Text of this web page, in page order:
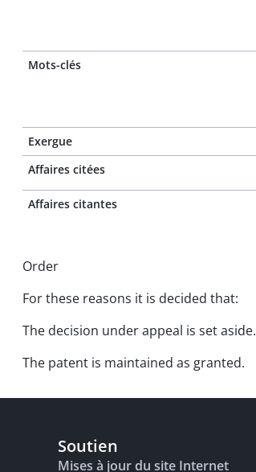
Mots-clés
Exergue
Affaires citées
Affaires citantes
Order
For these reasons it is decided that:
The decision under appeal is set aside.
The patent is maintained as granted.
Soutien
Mises à jour du site Internet